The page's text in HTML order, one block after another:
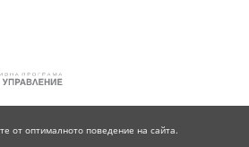
от оптималното поведение на сайта.